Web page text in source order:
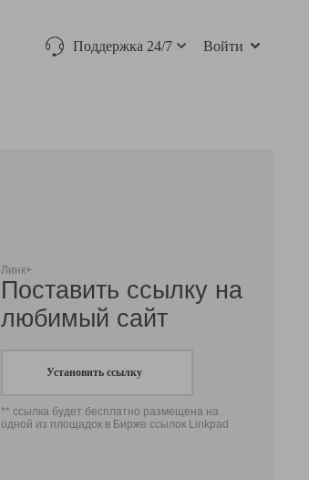
Поддержка 24/7 Войти
Линк+
Поставить ссылку на
любимый сайт
Установить ссылку
** ссылка будет бесплатно размещена на
одной из площадок в Бирже ссылок Linkpad